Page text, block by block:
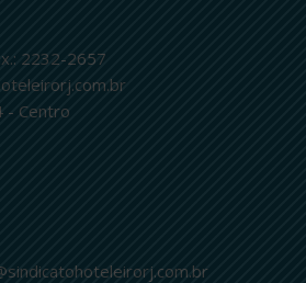
2232-2657
- Centro